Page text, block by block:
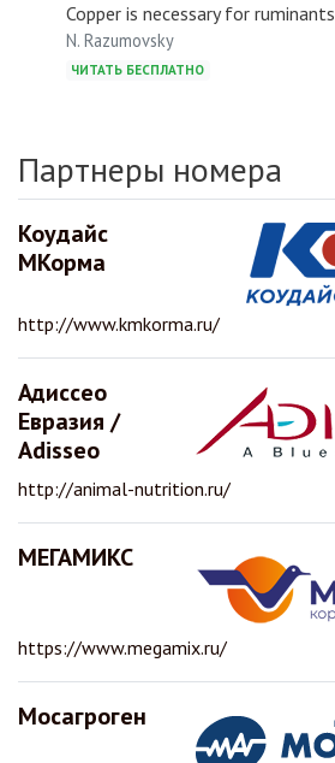
Copper is necessary for ruminants
N. Razumovsky
ЧИТАТЬ БЕСПЛАТНО
Партнеры номера
Коудайс
МКорма
http://www.kmkorma.ru/
Адиссео
Евразия /
Adisseo
http://animal-nutrition.ru/
МЕГАМИКС
https://www.megamix.ru/
Мосагроген